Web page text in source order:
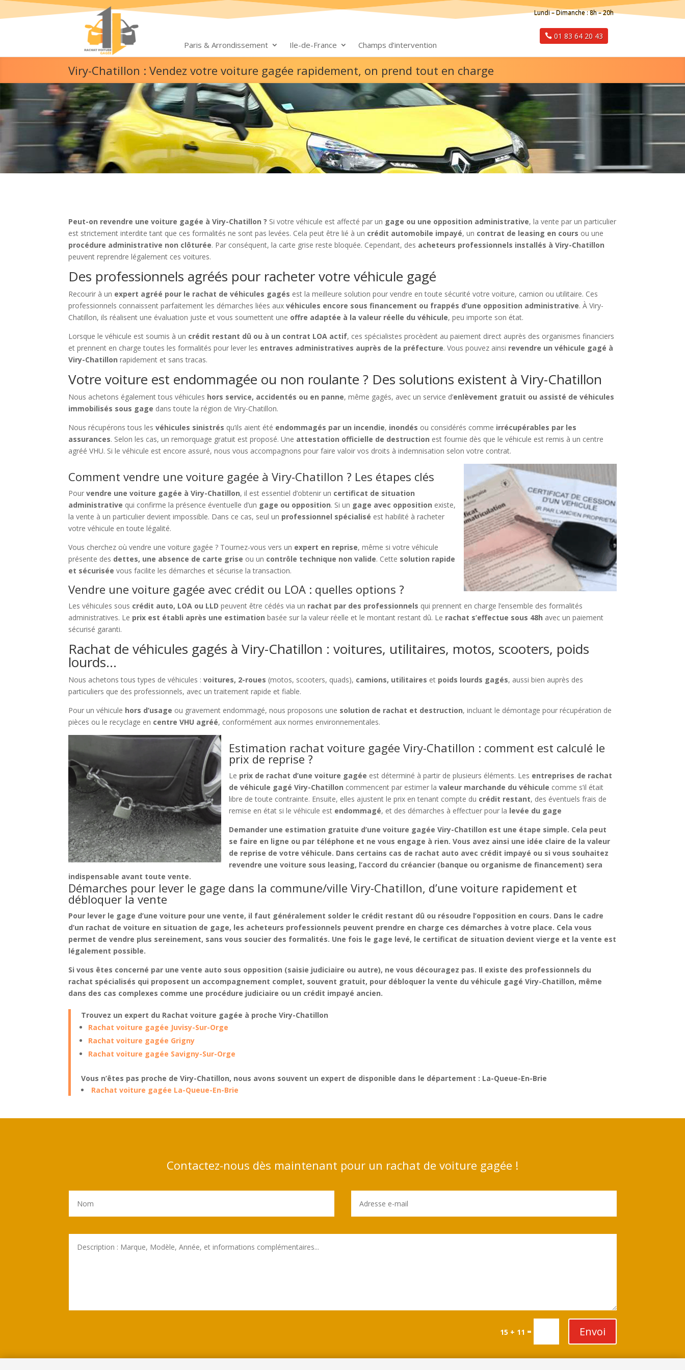
Paris & Arrondissement Ile-de-France Champs d’intervention
Lundi – Dimanche : 8h – 20h
01 83 64 20 43
Viry-Chatillon : Vendez votre voiture gagée rapidement, on prend tout en charge
Peut-on revendre une voiture gagée à Viry-Chatillon ? Si votre véhicule est affecté par un gage ou une opposition administrative, la vente par un particulier
est strictement interdite tant que ces formalités ne sont pas levées. Cela peut être lié à un crédit automobile impayé, un contrat de leasing en cours ou une
procédure administrative non clôturée. Par conséquent, la carte grise reste bloquée. Cependant, des acheteurs professionnels installés à Viry-Chatillon
peuvent reprendre légalement ces voitures.
Des professionnels agréés pour racheter votre véhicule gagé
Recourir à un expert agréé pour le rachat de véhicules gagés est la meilleure solution pour vendre en toute sécurité votre voiture, camion ou utilitaire. Ces
professionnels connaissent parfaitement les démarches liées auxvéhicules encore sous financement ou frappés d’une opposition administrative. À Viry-
Chatillon, ils réalisent une évaluation juste et vous soumettent une offre adaptée à la valeur réelle du véhicule, peu importe son état.
Lorsque le véhicule est soumis à un crédit restant dû ou à un contrat LOA actif, ces spécialistes procèdent au paiement direct auprès des organismes financiers
et prennent en charge toutes les formalités pour lever les entraves administratives auprès de la préfecture. Vous pouvez ainsi revendre un véhicule gagé à
Viry-Chatillon rapidement et sans tracas.
Votre voiture est endommagée ou non roulante ? Des solutions existent à Viry-Chatillon
Nous achetons également tous véhicules hors service, accidentés ou en panne, même gagés, avec un service d’enlèvement gratuit ou assisté de véhicules
immobilisés sous gage dans toute la région de Viry-Chatillon.
Nous récupérons tous lesvéhicules sinistrés qu’ils aient été endommagés par un incendie, inondés ou considérés comme irrécupérables par les
assurances. Selon les cas, un remorquage gratuit est proposé. Une attestation officielle de destruction est fournie dès que le véhicule est remis à un centre
agréé VHU. Si le véhicule est encore assuré, nous vous accompagnons pour faire valoir vos droits à indemnisation selon votre contrat.
Comment vendre une voiture gagée à Viry-Chatillon ? Les étapes clés
Pourvendre une voiture gagée à Viry-Chatillon, il est essentiel d’obtenir un certificat de situation
administrative qui confirme la présence éventuelle d’un gage ou opposition. Si un gage avec opposition existe,
la vente à un particulier devient impossible. Dans ce cas, seul un professionnel spécialisé est habilité à racheter
votre véhicule en toute légalité.
Vous cherchez où vendre une voiture gagée ? Tournez-vous vers un expert en reprise, même si votre véhicule
présente des dettes, une absence de carte grise ou un contrôle technique non valide. Cette solution rapide
et sécurisée vous facilite les démarches et sécurise la transaction.
Vendre une voiture gagée avec crédit ou LOA : quelles options ?
Les véhicules sous crédit auto, LOA ou LLD peuvent être cédés via un rachat par des professionnels qui prennent en charge l’ensemble des formalités
administratives. Le prix est établi après une estimation basée sur la valeur réelle et le montant restant dû. Le rachat s’effectue sous 48h avec un paiement
sécurisé garanti.
Rachat de véhicules gagés à Viry-Chatillon : voitures, utilitaires, motos, scooters, poids
lourds…
Nous achetons tous types de véhicules :voitures, 2-roues (motos, scooters, quads), camions, utilitaires et poids lourds gagés, aussi bien auprès des
particuliers que des professionnels, avec un traitement rapide et fiable.
Pour un véhicule hors d’usage ou gravement endommagé, nous proposons une solution de rachat et destruction, incluant le démontage pour récupération de
pièces ou le recyclage en centre VHU agréé, conformément aux normes environnementales.
Estimation rachat voiture gagée Viry-Chatillon : comment est calculé le
prix de reprise ?
Le prix de rachat d’une voiture gagée est déterminé à partir de plusieurs éléments. Les entreprises de rachat
de véhicule gagé Viry-Chatillon commencent par estimer lavaleur marchande du véhicule comme s’il était
libre de toute contrainte. Ensuite, elles ajustent le prix en tenant compte du crédit restant, des éventuels frais de
remise en état si le véhicule est endommagé, et des démarches à effectuer pour la levée du gage
Demander une estimation gratuite d’une voiture gagée Viry-Chatillon est une étape simple. Cela peut
se faire en ligne ou par téléphone et ne vous engage à rien. Vous avez ainsi une idée claire de lavaleur
de reprise de votre véhicule. Dans certains cas de rachat auto avec crédit impayé ou si vous souhaitez
revendre une voiture sous leasing, l’accord du créancier (banque ou organisme de financement) sera
indispensable avant toute vente.
Démarches pour lever le gage dans la commune/ville Viry-Chatillon, d’une voiture rapidement et
débloquer la vente
Pour lever le gage d’une voiture pour une vente, il faut généralement solder le crédit restant dû ou résoudre l’opposition en cours. Dans le cadre
d’un rachat de voiture en situation de gage, les acheteurs professionnels peuvent prendre en charge ces démarches à votre place. Cela vous
permet de vendre plus sereinement, sans vous soucier des formalités. Une fois le gage levé, le certificat de situation devient vierge et la vente est
légalement possible.
Si vous êtes concerné par unevente auto sous opposition (saisie judiciaire ou autre), ne vous découragez pas. Il existe des professionnels du
rachat spécialisés qui proposent un accompagnement complet, souvent gratuit, pour débloquer la vente du véhicule gagé Viry-Chatillon, même
dans des cas complexes comme une procédure judiciaire ou un crédit impayé ancien.
Trouvez un expert du Rachat voiture gagée à proche Viry-Chatillon
Rachat voiture gagée Juvisy-Sur-Orge
Rachat voiture gagée Grigny
Rachat voiture gagée Savigny-Sur-Orge
Vous n’êtes pas proche de Viry-Chatillon, nous avons souvent un expert de disponible dans le département : La-Queue-En-Brie
Rachat voiture gagée La-Queue-En-Brie
Contactez-nous dès maintenant pour un rachat de voiture gagée !
15 + 11 = Envoi